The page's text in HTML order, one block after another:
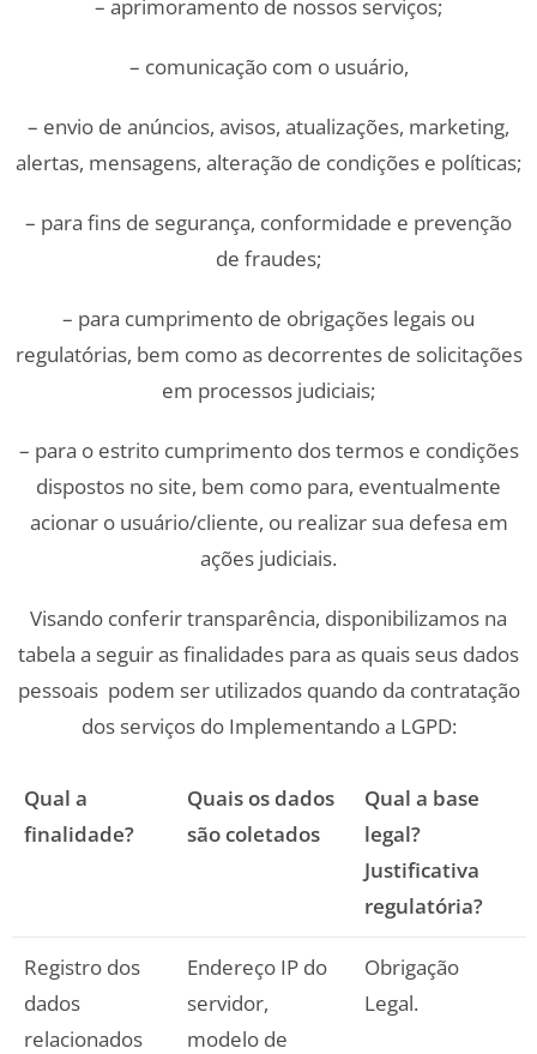
– aprimoramento de nossos serviços;
– comunicação com o usuário,
– envio de anúncios, avisos, atualizações, marketing,
alertas, mensagens, alteração de condições e políticas;
– para fins de segurança, conformidade e prevenção
de fraudes;
– para cumprimento de obrigações legais ou
regulatórias, bem como as decorrentes de solicitações
em processos judiciais;
– para o estrito cumprimento dos termos e condições
dispostos no site, bem como para, eventualmente
acionar o usuário/cliente, ou realizar sua defesa em
ações judiciais.
Visando conferir transparência, disponibilizamos na
tabela a seguir as finalidades para as quais seus dados
pessoais podem ser utilizados quando da contratação
dos serviços do Implementando a LGPD:
Qual a
finalidade?
Quais os dados
são coletados
Qual a base
legal?
Justificativa
regulatória?
Registro dos
dados
relacionados
Endereço IP do
servidor,
modelo de
Obrigação
Legal.